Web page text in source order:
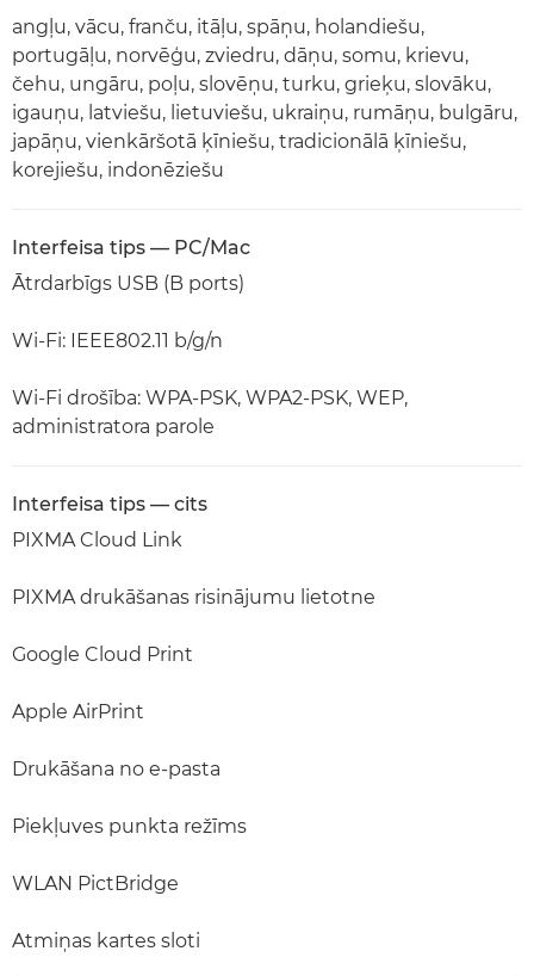
angļu, vācu, franču, itāļu, spāņu, holandiešu,
portugāļu, norvēģu, zviedru, dāņu, somu, krievu,
čehu, ungāru, poļu, slovēņu, turku, grieķu, slovāku,
igauņu, latviešu, lietuviešu, ukraiņu, rumāņu, bulgāru,
japāņu, vienkāršotā ķīniešu, tradicionālā ķīniešu,
korejiešu, indonēziešu
Interfeisa tips — PC/Mac
Ātrdarbīgs USB (B ports)
Wi-Fi: IEEE802.11 b/g/n
Wi-Fi drošība: WPA-PSK, WPA2-PSK, WEP,
administratora parole
Interfeisa tips — cits
PIXMA Cloud Link
PIXMA drukāšanas risinājumu lietotne
Google Cloud Print
Apple AirPrint
Drukāšana no e-pasta
Piekļuves punkta režīms
WLAN PictBridge
Atmiņas kartes sloti